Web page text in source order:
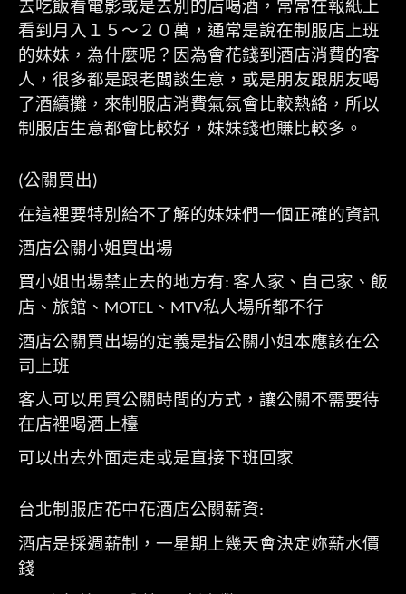
去吃飯看電影或是去別的店喝酒，常常在報紙上
看到月入１５～２０萬，通常是說在制服店上班
的妹妹，為什麼呢？因為會花錢到酒店消費的客
人，很多都是跟老闆談生意，或是朋友跟朋友喝
了酒續攤，來制服店消費氣氛會比較熱絡，所以
制服店生意都會比較好，妹妹錢也賺比較多。
(公關買出)
在這裡要特別給不了解的妹妹們一個正確的資訊
酒店公關小姐買出場
買小姐出場禁止去的地方有: 客人家、自己家、飯
店、旅館、 MOTEL 、 MTV私人場所都不行
酒店公關買出場的定義是指公關小姐本應該在公
司上班
客人可以用買公關時間的方式，讓公關不需要待
在店裡喝酒上檯
可以出去外面走走或是直接下班回家
台北制服店花中花酒店公關薪資:
酒店是採週薪制，一星期上幾天會決定妳薪水價
錢